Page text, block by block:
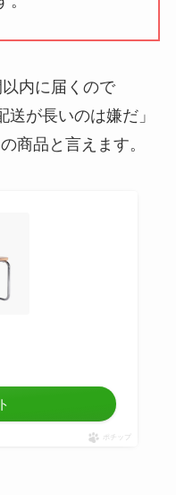
内に届く ので
が長いのは嫌だ」
商品と言えます。
ポチップ